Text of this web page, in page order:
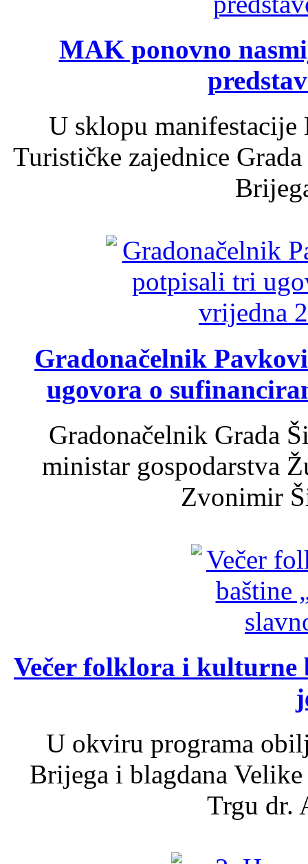
MAK ponovno
U sklopu
Turističke zajednice
Gradonačelnik
ugovora o
Gradonačelnik Grada
ministar gospodarstva
Zvonimir
Večer folklora i kulturne
U okviru programa
Brijega i blagdana
Trgu dr.